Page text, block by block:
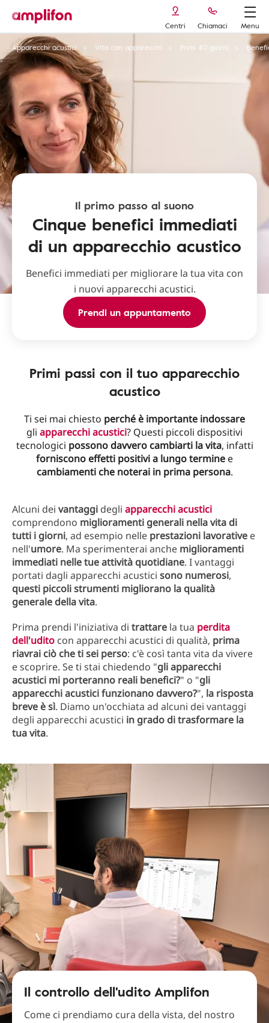
Centri Chiamaci
Menu
Apparecchi acustici
Vita con apparecchi Primi 40 giorni
Il primo passo al suono
Cinque benefici immediati
di un apparecchio acustico
Benefici immediati per migliorare la tua vita con
i nuovi apparecchi acustici.
Prendi un appuntamento
Primi passi con il tuo apparecchio
acustico
Ti sei mai chiesto perché è importante indossare
gli apparecchi acustici? Questi piccoli dispositivi
tecnologici possono davvero cambiarti la vita, infatti
forniscono effetti positivi a lungo termine e
cambiamenti che noterai in prima persona.
Alcuni dei vantaggi degli apparecchi acustici
comprendono miglioramenti generali nella vita di
tutti i giorni, ad esempio nelle prestazioni lavorative e
nell'umore. Ma sperimenterai anche miglioramenti
immediati nelle tue attività quotidiane. I vantaggi
portati dagli apparecchi acustici sono numerosi,
questi piccoli strumenti migliorano la qualità
generale della vita.
Prima prendi l'iniziativa di trattare la tua perdita
dell'udito con apparecchi acustici di qualità, prima
riavrai ciò che ti sei perso: c'è così tanta vita da vivere
e scoprire. Se ti stai chiedendo "gli apparecchi
acustici mi porteranno reali benefici?" o "gli
apparecchi acustici funzionano davvero?", la risposta
breve è sì. Diamo un'occhiata ad alcuni dei vantaggi
degli apparecchi acustici in grado di trasformare la
tua vita.
Il controllo dell'udito Amplifon
Come ci prendiamo cura della vista, del nostro